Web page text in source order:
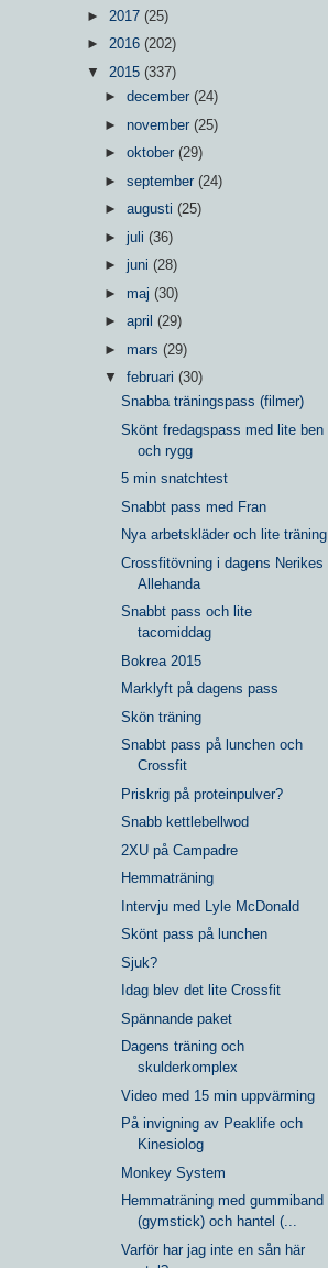
► 2017 (25)
► 2016 (202)
▼ 2015 (337)
► december (24)
► november (25)
► oktober (29)
► september (24)
► augusti (25)
► juli (36)
► juni (28)
► maj (30)
► april (29)
► mars (29)
▼ februari (30)
Snabba träningspass (filmer)
Skönt fredagspass med lite ben
och rygg
5 min snatchtest
Snabbt pass med Fran
Nya arbetskläder och lite träning
Crossfitövning i dagens Nerikes
Allehanda
Snabbt pass och lite
tacomiddag
Bokrea 2015
Marklyft på dagens pass
Skön träning
Snabbt pass på lunchen och
Crossfit
Priskrig på proteinpulver?
Snabb kettlebellwod
2XU på Campadre
Hemmaträning
Intervju med Lyle McDonald
Skönt pass på lunchen
Sjuk?
Idag blev det lite Crossfit
Spännande paket
Dagens träning och
skulderkomplex
Video med 15 min uppvärming
På invigning av Peaklife och
Kinesiolog
Monkey System
Hemmaträning med gummiband
(gymstick) och hantel (...
Varför har jag inte en sån här